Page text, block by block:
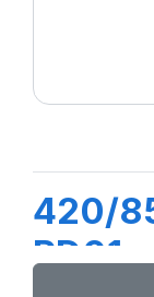
420/
RD01